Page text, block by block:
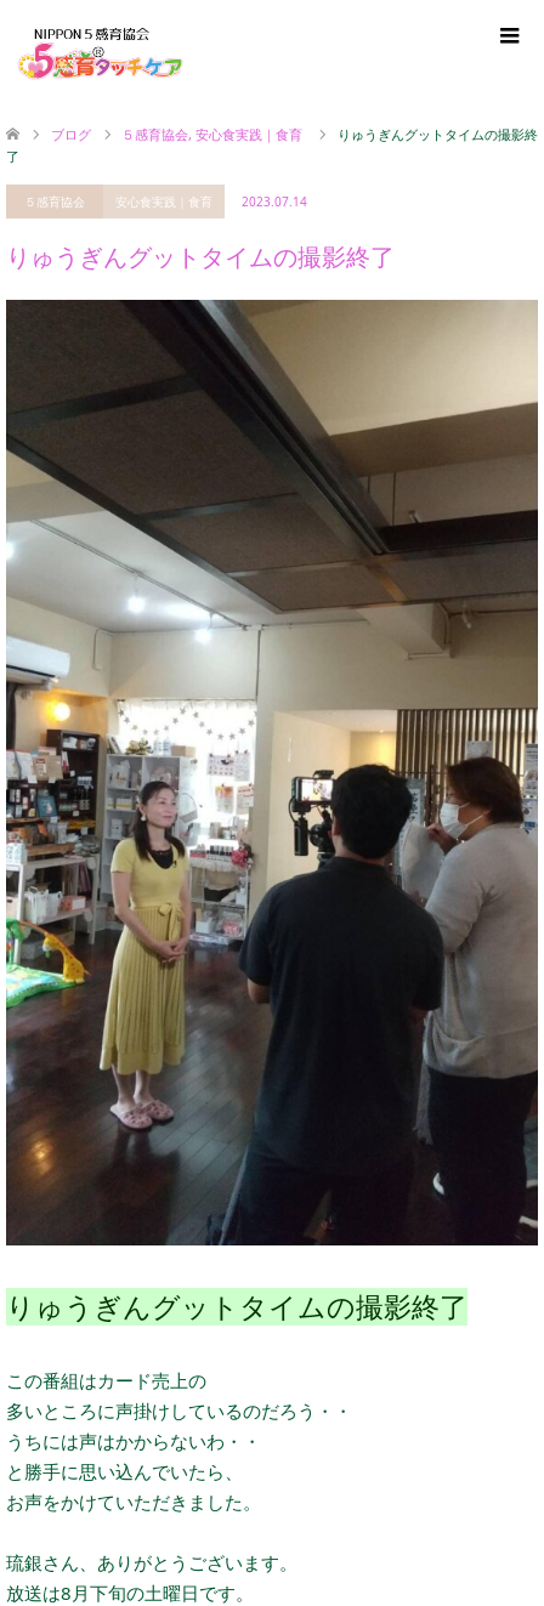
ブログ ５感育協会, 安心食実践｜食育
りゅうぎんグットタイムの撮影終
了
５感育協会 安心食実践｜食育 2023.07.14
りゅうぎんグットタイムの撮影終了
りゅうぎんグットタイムの撮影終了
この番組はカード売上の
多いところに声掛けしているのだろう・・
うちには声はかからないわ・・
と勝手に思い込んでいたら、
お声をかけていただきました。
琉銀さん、ありがとうございます。
放送は8月下旬の土曜日です。